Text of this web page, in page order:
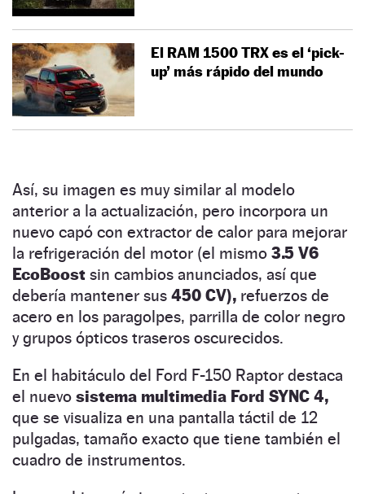
El RAM 1500 TRX es el ‘pick-
up’ más rápido del mundo
Así, su imagen es muy similar al modelo
anterior a la actualización, pero incorpora un
nuevo capó con extractor de calor para mejorar
la refrigeración del motor (el mismo 3.5 V6
EcoBoost sin cambios anunciados, así que
debería mantener sus 450 CV), refuerzos de
acero en los paragolpes, parrilla de color negro
y grupos ópticos traseros oscurecidos.
En el habitáculo del Ford F-150 Raptor destaca
el nuevo sistema multimedia Ford SYNC 4,
que se visualiza en una pantalla táctil de 12
pulgadas, tamaño exacto que tiene también el
cuadro de instrumentos.